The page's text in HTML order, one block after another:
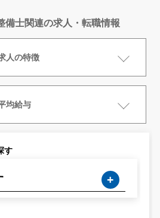
備士関連の求人・転職情報
人の特徴
均給与
す